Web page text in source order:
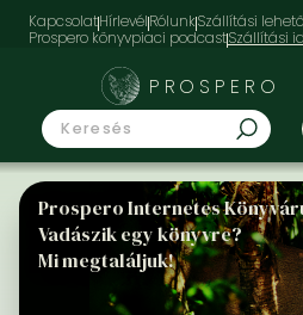
KapcsolatHírlevélRólunkSzállítási
Prospero könyvpiaci podcast
PROSPERO
Prospero Internetes
Vadászik egy könyvre?
Mi megtaláljuk!